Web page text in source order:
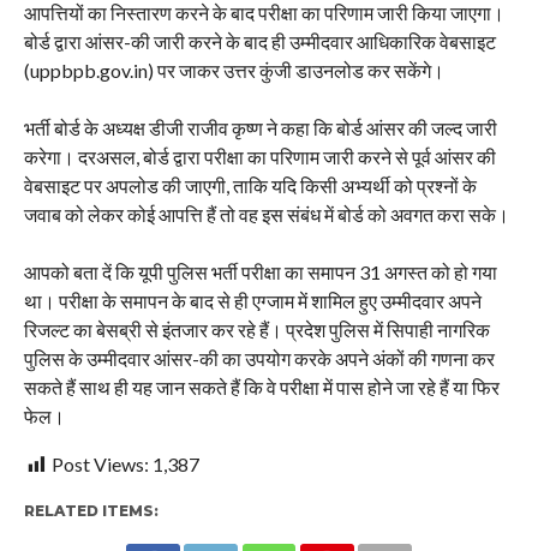
आपत्तियों का निस्तारण करने के बाद परीक्षा का परिणाम जारी किया जाएगा।
बोर्ड द्वारा आंसर-की जारी करने के बाद ही उम्मीदवार आधिकारिक वेबसाइट
(uppbpb.gov.in) पर जाकर उत्तर कुंजी डाउनलोड कर सकेंगे।
भर्ती बोर्ड के अध्यक्ष डीजी राजीव कृष्ण ने कहा कि बोर्ड आंसर की जल्द जारी
करेगा। दरअसल, बोर्ड द्वारा परीक्षा का परिणाम जारी करने से पूर्व आंसर की
वेबसाइट पर अपलोड की जाएगी, ताकि यदि किसी अभ्यर्थी को प्रश्नों के
जवाब को लेकर कोई आपत्ति हैं तो वह इस संबंध में बोर्ड को अवगत करा सके।
आपको बता दें कि यूपी पुलिस भर्ती परीक्षा का समापन 31 अगस्त को हो गया
था। परीक्षा के समापन के बाद से ही एग्जाम में शामिल हुए उम्मीदवार अपने
रिजल्ट का बेसब्री से इंतजार कर रहे हैं। प्रदेश पुलिस में सिपाही नागरिक
पुलिस के उम्मीदवार आंसर-की का उपयोग करके अपने अंकों की गणना कर
सकते हैं साथ ही यह जान सकते हैं कि वे परीक्षा में पास होने जा रहे हैं या फिर
फेल।
Post Views: 1,387
RELATED ITEMS: